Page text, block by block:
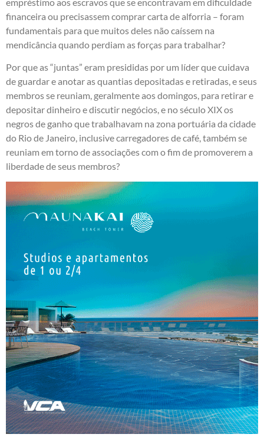
financeira ou precisassem comprar carta de alforria – foram
fundamentais para que muitos deles não caíssem na
mendicância quando perdiam as forças para trabalhar?
Por que as “juntas” eram presididas por um líder que cuidava
de guardar e anotar as quantias depositadas e retiradas, e seus
membros se reuniam, geralmente aos domingos, para retirar e
depositar dinheiro e discutir negócios, e no século XIX os
negros de ganho que trabalhavam na zona portuária da cidade
do Rio de Janeiro, inclusive carregadores de café, também se
reuniam em torno de associações com o fim de promoverem a
liberdade de seus membros?